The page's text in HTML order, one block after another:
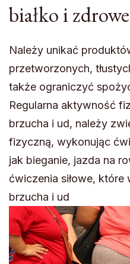
białko i
Należy unikać
przetworzonych,
także ograniczyć
Regularna aktywność
brzucha i ud, należy
fizyczną, wykonując
jak bieganie, jazda na
ćwiczenia siłowe, które
brzucha i ud